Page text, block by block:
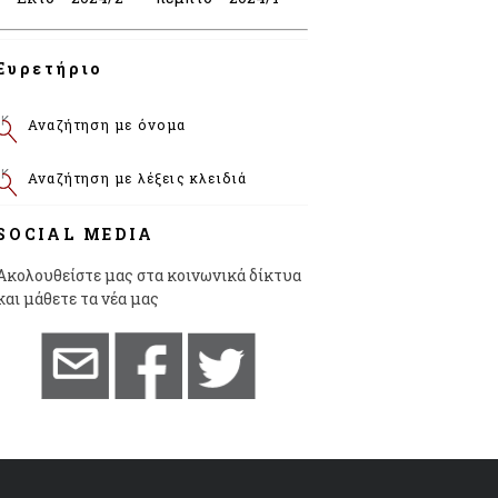
Αναζήτηση με όνομα
Αναζήτηση με λέξεις κλειδιά
MEDIA
μας στα κοινωνικά δίκτυα
μάθετε τα νέα μας